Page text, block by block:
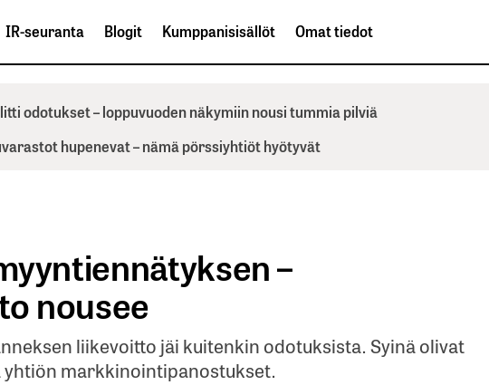
IR-seuranta Blogit Kumppanisisällöt Omat tiedot
odotukset – loppuvuoden näkymiin nousi tummia pilviä
hupenevat – nämä pörssiyhtiöt hyötyvät
–
nousee
liikevoitto jäi kuitenkin odotuksista. Syinä olivat
markkinointipanostukset.